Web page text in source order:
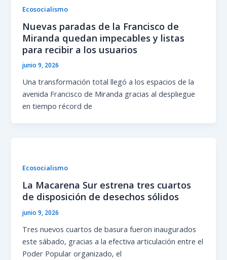
Ecosocialismo
Nuevas paradas de la Francisco de
Miranda quedan impecables y listas
para recibir a los usuarios
junio 9, 2026
Una transformación total llegó a los espacios de la
avenida Francisco de Miranda gracias al despliegue
en tiempo récord de
Ecosocialismo
La Macarena Sur estrena tres cuartos
de disposición de desechos sólidos
junio 9, 2026
Tres nuevos cuartos de basura fueron inaugurados
este sábado, gracias a la efectiva articulación entre el
Poder Popular organizado, el